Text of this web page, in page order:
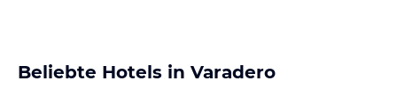
Beliebte Hotels in Varadero